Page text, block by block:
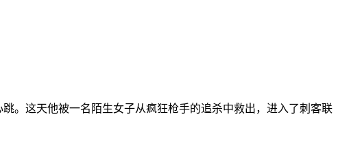
。这天他被一名陌生女子从疯狂枪手的追杀中救出，进入了刺客联